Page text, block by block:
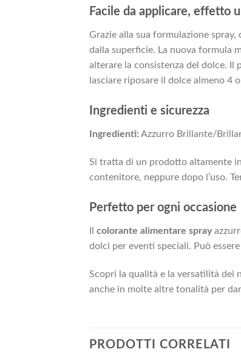
Facile da applicare, effetto
Grazie alla sua formulazione
dalla superficie. La nuova formula
alterare la consistenza del dolce. Il
lasciare riposare il dolce almeno 4
Ingredienti e sicurezza
Ingredienti: Azzurro Brillante/
Si tratta di un prodotto altamente
contenitore, neppure dopo l’uso.
Perfetto per ogni occasione
colorante alimentare spray
dolci per eventi speciali. Può
Scopri la qualità e la versatilità dei
anche in molte altre tonalità per
PRODOTTI CORRELATI